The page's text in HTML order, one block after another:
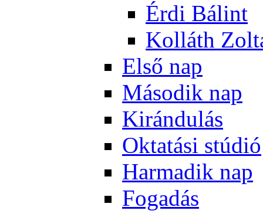
Ér­di Bá­lint
Kol­láth
El­ső nap
Má­so­dik nap
Ki­rán­du­lás
Ok­ta­tá­si stú­dió
Har­ma­dik nap
Fo­ga­dás